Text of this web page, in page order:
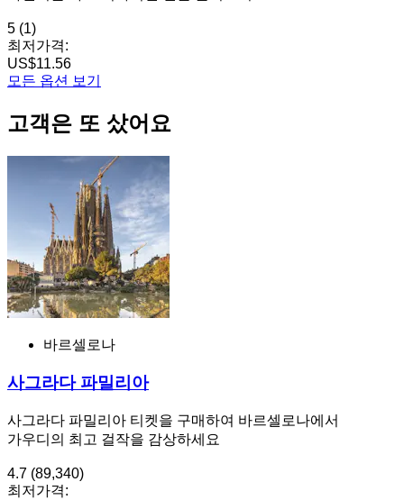
5 (1)
최저가격:
US$11.56
모든 옵션 보기
고객은 또 샀어요
바르셀로나
사그라다 파밀리아
사그라다 파밀리아 티켓을 구매하여 바르셀로나에서
가우디의 최고 걸작을 감상하세요
4.7 (89,340)
최저가격: